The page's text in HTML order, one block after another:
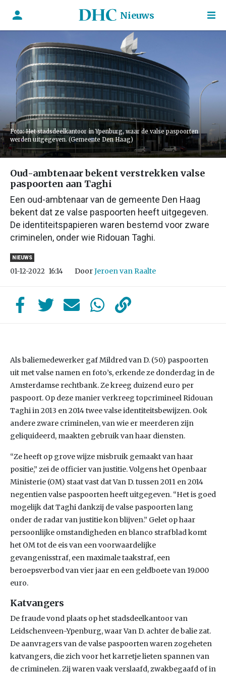
Nieuws
Foto: Het stadsdeelkantoor in Ypenburg, waar de valse paspoorten
werden uitgegeven. (Gemeente Den Haag)
Oud-ambtenaar bekent verstrekken valse
paspoorten aan Taghi
Een oud-ambtenaar van de gemeente Den Haag
bekent dat ze valse paspoorten heeft uitgegeven.
De identiteitspapieren waren bestemd voor zware
criminelen, onder wie Ridouan Taghi.
NIEUWS
01-12-2022 16:14 DoorJeroen van Raalte
Als baliemedewerker gaf Mildred van D. (50) paspoorten
uit met valse namen en foto’s, erkende ze donderdag in de
Amsterdamse rechtbank. Ze kreeg duizend euro per
paspoort. Op deze manier verkreeg topcrimineel Ridouan
Taghi in 2013 en 2014 twee valse identiteitsbewijzen. Ook
andere zware criminelen, van wie er meerderen zijn
geliquideerd, maakten gebruik van haar diensten.
“Ze heeft op grove wijze misbruik gemaakt van haar
positie,” zei de officier van justitie. Volgens het Openbaar
Ministerie (OM) staat vast dat Van D. tussen 2011 en 2014
negentien valse paspoorten heeft uitgegeven. “Het is goed
mogelijk dat Taghi dankzij de valse paspoorten lang
onder de radar van justitie kon blijven.” Gelet op haar
persoonlijke omstandigheden en blanco strafblad komt
het OM tot de eis van een voorwaardelijke
gevangenisstraf, een maximale taakstraf, een
beroepsverbod van vier jaar en een geldboete van 19.000
euro.
Katvangers
De fraude vond plaats op het stadsdeelkantoor van
Leidschenveen-Ypenburg, waar Van D. achter de balie zat.
De aanvragers van de valse paspoorten waren zogeheten
katvangers, die zich voor het karretje lieten spannen van
de criminelen. Zij waren vaak verslaafd, zwakbegaafd of in